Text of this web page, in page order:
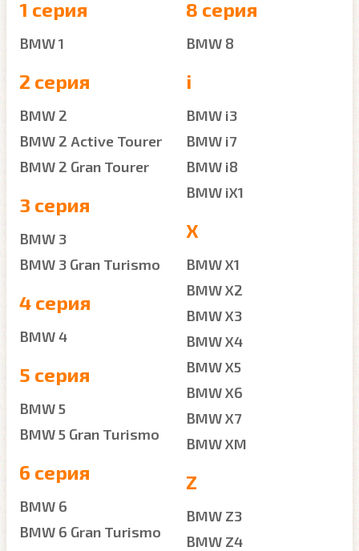
1 серия
BMW 1
2 серия
BMW 2
BMW 2 Active Tourer
BMW 2 Gran Tourer
3 серия
BMW 3
BMW 3 Gran Turismo
4 серия
BMW 4
5 серия
BMW 5
BMW 5 Gran Turismo
6 серия
BMW 6
BMW 6 Gran Turismo
8 серия
BMW 8
i
BMW i3
BMW i7
BMW i8
BMW iX1
X
BMW X1
BMW X2
BMW X3
BMW X4
BMW X5
BMW X6
BMW X7
BMW XM
Z
BMW Z3
BMW Z4